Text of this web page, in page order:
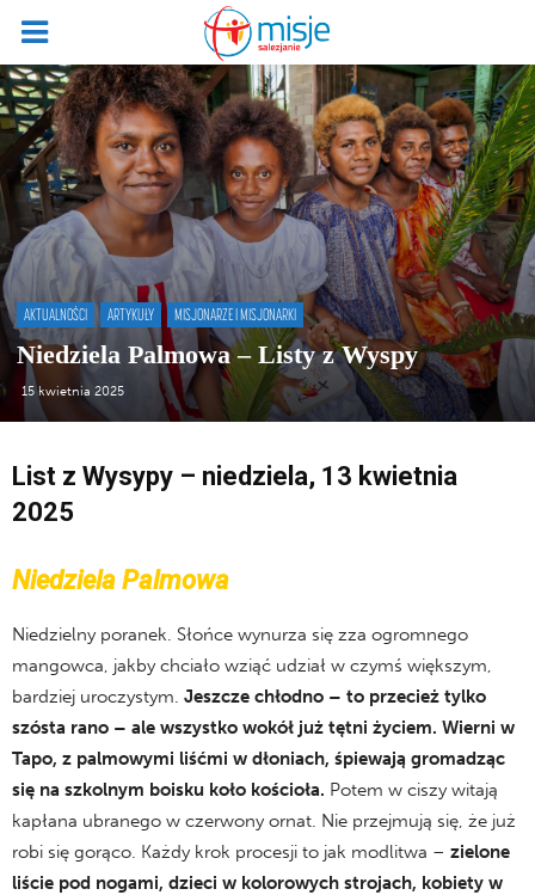
AKTUALNOŚCI ARTYKUŁY MISJONARZE I MISJONARKI
Niedziela Palmowa – Listy z Wyspy
15 kwietnia 2025
List z Wysypy – niedziela, 13 kwietnia
2025
Niedziela Palmowa
Niedzielny poranek. Słońce wynurza się zza ogromnego
mangowca, jakby chciało wziąć udział w czymś większym,
bardziej uroczystym. Jeszcze chłodno – to przecież tylko
szósta rano – ale wszystko wokół już tętni życiem. Wierni w
Tapo, z palmowymi liśćmi w dłoniach, śpiewają gromadząc
się na szkolnym boisku koło kościoła. Potem w ciszy witają
kapłana ubranego w czerwony ornat. Nie przejmują się, że już
robi się gorąco. Każdy krok procesji to jak modlitwa – zielone
liście pod nogami, dzieci w kolorowych strojach, kobiety w